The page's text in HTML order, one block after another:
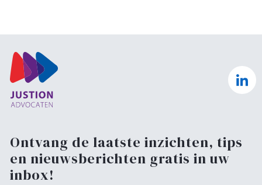
Ontvang de laatste inzichten, tips
en nieuwsberichten gratis in uw
inbox!